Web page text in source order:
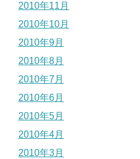
2010年11月
2010年10月
2010年9月
2010年8月
2010年7月
2010年6月
2010年5月
2010年4月
2010年3月